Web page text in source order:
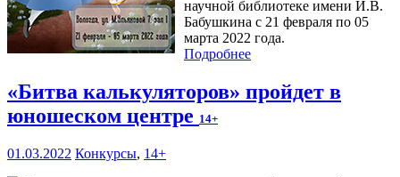
научной библиотеке имени И.В.
Бабушкина с 21 февраля по 05
марта 2022 года.
Подробнее
«Битва калькуляторов» пройдет в
юношеском центре 14+
01.03.2022 Конкурсы, 14+